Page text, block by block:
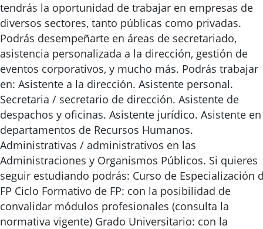
tendrás la oportunidad de trabajar en empresas de
diversos sectores, tanto públicas como privadas.
Podrás desempeñarte en áreas de secretariado,
asistencia personalizada a la dirección, gestión de
eventos corporativos, y mucho más. Podrás trabajar
en: Asistente a la dirección. Asistente personal.
Secretaria / secretario de dirección. Asistente de
despachos y oficinas. Asistente jurídico. Asistente en
departamentos de Recursos Humanos.
Administrativas / administrativos en las
Administraciones y Organismos Públicos. Si quieres
seguir estudiando podrás: Curso de Especialización
FP Ciclo Formativo de FP: con la posibilidad de
convalidar módulos profesionales (consulta la
normativa vigente) Grado Universitario: con la